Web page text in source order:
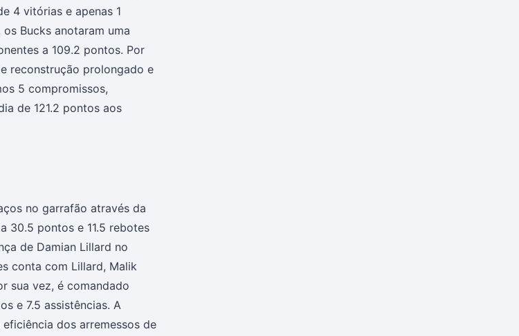
4 vitórias e apenas 1
Bucks anotaram uma
a 109.2 pontos. Por
reconstrução prolongado e
5 compromissos,
de 121.2 pontos aos
no garrafão através da
30.5 pontos e 11.5 rebotes
de Damian Lillard no
conta com Lillard, Malik
sua vez, é comandado
e 7.5 assistências. A
dos arremessos de